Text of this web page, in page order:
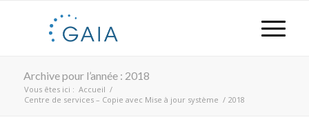
Archive pour l’année : 2018
Vous êtes ici : Accueil /
Centre de services – Copie avec Mise à jour système / 2018